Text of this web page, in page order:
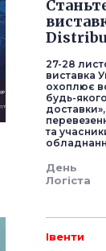
27-28
виставка
охоплює
будь-
та
День
Логіста
Івенти